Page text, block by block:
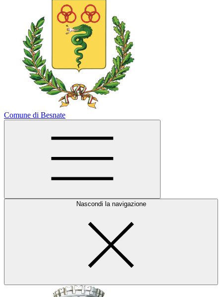
Comune di Besnate
Nascondi la navigazione